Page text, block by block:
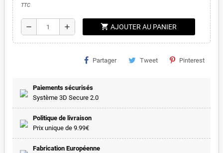
TTC
remove add shopping_cart AJOUTER AU PANIER
Partager Tweet Pinterest
Paiements sécurisés
Système 3D Secure 2.0
Politique de livraison
Prix unique de 9.99€
Fabrication Européenne